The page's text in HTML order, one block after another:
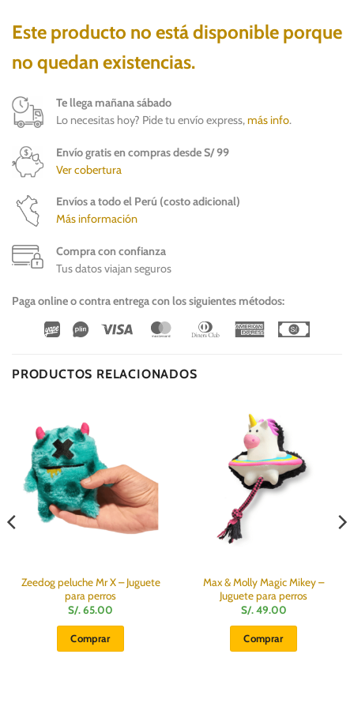
Este producto no está disponible porque
no quedan existencias.
Te llega mañana sábado
Lo necesitas hoy? Pide tu envío express,más info.
Envío gratis en compras desde S/ 99
Ver cobertura
Envíos a todo el Perú (costo adicional)
Más información
Compra con confianza
Tus datos viajan seguros
Paga online o contra entrega con los siguientes métodos:
Wirecard
Vipps Visa MasterCardDinners
American
PRODUCTOS RELACIONADOS
Zeedog peluche Mr X – Juguete
para perros
S/.65.00
Comprar
Max & Molly Magic Mikey –
Juguete para perros
S/.49.00
Comprar